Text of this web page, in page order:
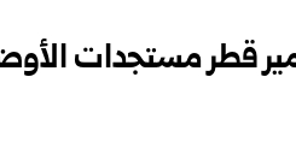
قطر مستجدات